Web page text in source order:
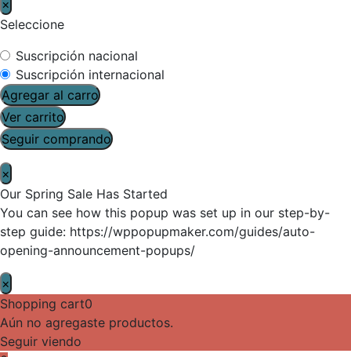
×
Seleccione
Suscripción nacional
Suscripción internacional
Agregar al carro
Ver carrito
Seguir comprando
×
Our Spring Sale Has Started
You can see how this popup was set up in our step-by-
step guide: https://wppopupmaker.com/guides/auto-
opening-announcement-popups/
×
Shopping cart0
Aún no agregaste productos.
Seguir viendo